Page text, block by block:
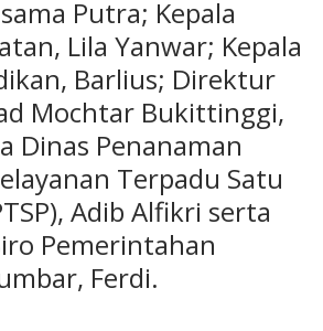
Putra; Kepala
Lila Yanwar; Kepala
Barlius; Direktur
Mochtar Bukittinggi,
Dinas Penanaman
Terpadu Satu
Adib Alfikri serta
Pemerintahan
Ferdi.